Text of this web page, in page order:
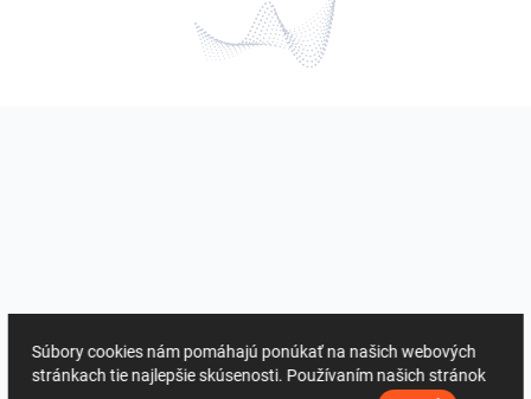
Súbory cookies nám pomáhajú ponúkať na našich webových
stránkach tie najlepšie skúsenosti. Používaním našich stránok